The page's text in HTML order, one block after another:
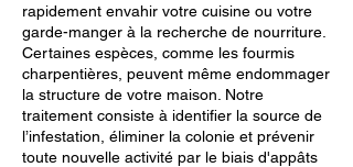
rapidement envahir votre cuisine ou votre
garde-manger à la recherche de nourriture.
Certaines espèces, comme les fourmis
charpentières, peuvent même endommager
la structure de votre maison. Notre
traitement consiste à identifier la source de
l’infestation, éliminer la colonie et prévenir
toute nouvelle activité par le biais d'appâts